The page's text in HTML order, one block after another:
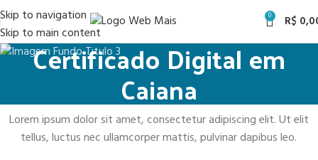
Skip to navigation
Skip to main content
0 R$
Certificado Digital em
Caiana
Lorem ipsum dolor sit amet, consectetur adipiscing elit. Ut elit
tellus, luctus nec ullamcorper mattis, pulvinar dapibus leo.